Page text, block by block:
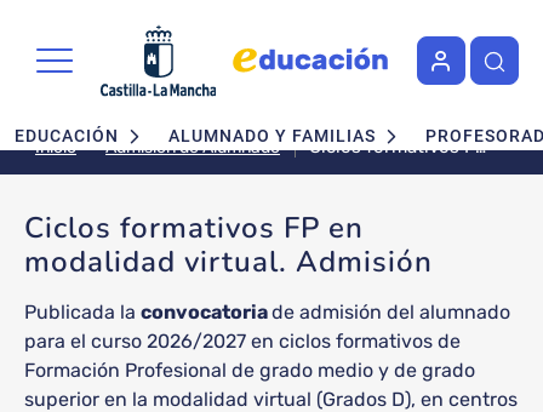
Navegación principal
EDUCACIÓN ALUMNADO Y FAMILIAS
Inicio Admisión de Alumnado
Ciclos formativos FP
en modalidad virtual.
Ciclos formativos FP en
modalidad virtual. Admisión
Publicada la convocatoriade admisión del alumnado
para el curso 2026/2027 en ciclos formativos de
Formación Profesional de grado medio y de grado
superior en la modalidad virtual (Grados D), en centros